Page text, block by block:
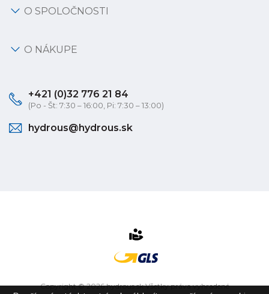
O SPOLOČNOSTI
O NÁKUPE
+421 (0)32 776 21 84
(Po - Št: 7:30 – 16:00, Pi: 7:30 – 13:00)
hydrous@hydrous.sk
Copyright © 2026 hydrous.sk Všetky práva vyhradené